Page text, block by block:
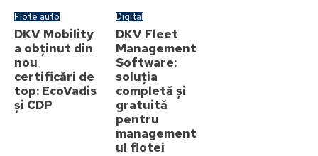
Flote auto
DKV Mobility
a obținut din
nou
certificări de
top: EcoVadis
și CDP
Digital
DKV Fleet
Management
Software:
soluția
completă și
gratuită
pentru
management
ul flotei